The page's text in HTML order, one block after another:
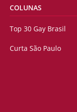
COLUNAS
Top 30 Gay Brasil
Curta São Paulo